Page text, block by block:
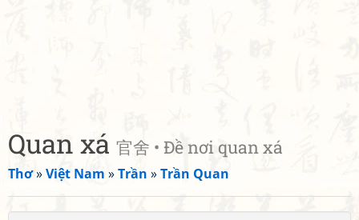
Quan xá 官舍 • Đề nơi quan xá
Thơ»Việt Nam »Trần »Trần Quan